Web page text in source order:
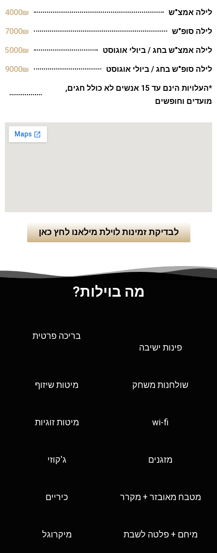
לילה אמצ"ש 4000₪
לילה סופ"ש 7000₪
לילה אמצ"ש בחג / ביולי אוגוסט 5000₪
לילה סופ"ש בחג / ביולי אוגוסט 9000₪
*העלויות הינם עד 15 אנשים לא כולל חגים,
מועדים וחופשים
לבדיקת זמינות לוילת מילאנו לחץ כאן
מה בוילות?
פינות ישיבה
בריכה פרטית
שולחנות משחק מיטות שיזוף
wi-fi מיטות זוגיות
מזגנים ג'קוזי
מטבח מאובזר + מקרר כיריים
מיחם + פלטה לשבת מיקרוגל